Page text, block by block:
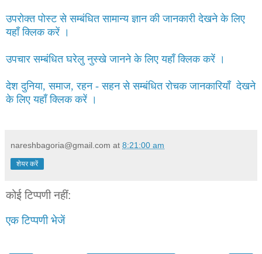
उपरोक्त पोस्ट से सम्बंधित सामान्य ज्ञान की जानकारी देखने के लिए
यहाँ क्लिक करें ।
उपचार सम्बंधित घरेलु नुस्खे जानने के लिए यहाँ क्लिक करें ।
देश दुनिया, समाज, रहन - सहन से सम्बंधित रोचक जानकारियाँ देखने
के लिए यहाँ क्लिक करें ।
nareshbagoria@gmail.com at 8:21:00 am
शेयर करें
कोई टिप्पणी नहीं:
एक टिप्पणी भेजें